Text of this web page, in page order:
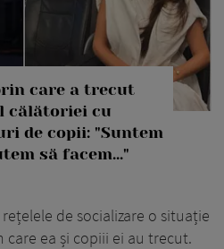
care a trecut
călătoriei cu
de copii: "Suntem
să facem..."
de socializare o situație
ea și copiii ei au trecut.